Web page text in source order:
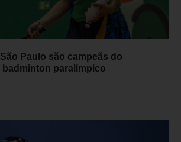
Paulo são campeãs do
badminton paralímpico